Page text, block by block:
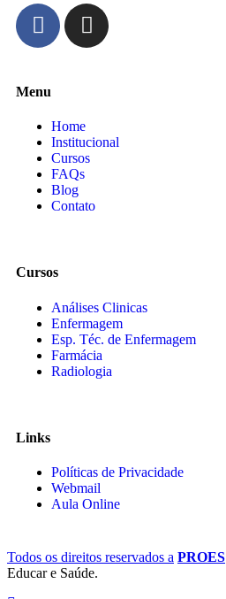
Menu
Home
Institucional
Cursos
FAQs
Blog
Contato
Cursos
Análises Clinicas
Enfermagem
Esp. Téc. de Enfermagem
Farmácia
Radiologia
Links
Políticas de Privacidade
Webmail
Aula Online
Todos os direitos reservados a PROES
Educar e Saúde.